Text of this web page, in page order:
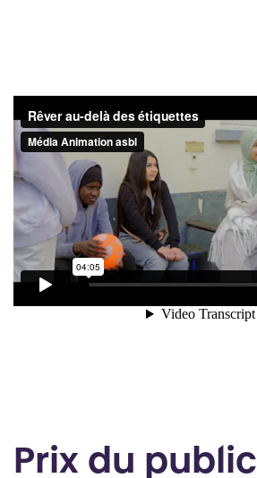
Prix du public